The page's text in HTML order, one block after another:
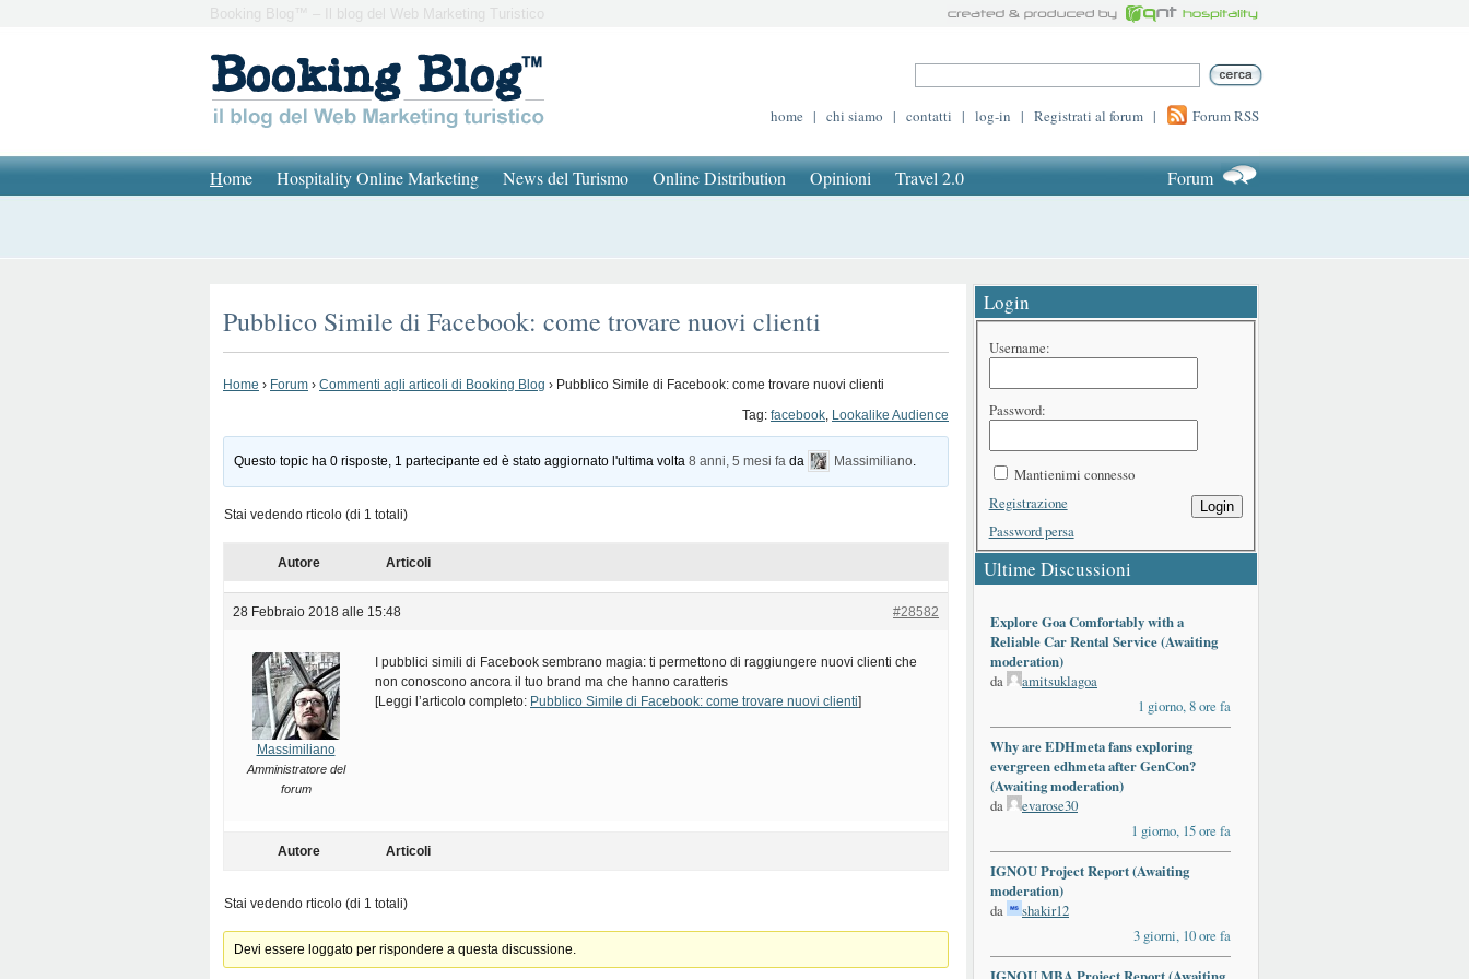
Booking Blog™ – Il blog del Web Marketing Turistico
home | chi siamo | contatti | log-in | Registrati al forum | Forum RSS
Home Hospitality Online Marketing News del Turismo Online Distribution Opinioni Travel 2.0 Forum
Pubblico Simile di Facebook: come trovare nuovi clienti
Home › Forum › Commenti agli articoli di Booking Blog › Pubblico Simile di Facebook: come trovare nuovi clienti
Tag: facebook, Lookalike Audience
Questo topic ha 0 risposte, 1 partecipante ed è stato aggiornato l'ultima volta8 anni, 5 mesi fa da Massimiliano
Stai vedendo rticolo (di 1 totali)
Autore Articoli
28 Febbraio 2018 alle 15:48 #28582
Massimiliano
Amministratore del
forum
I pubblici simili di Facebook sembrano magia: ti permettono di raggiungere nuovi clienti che
non conoscono ancora il tuo brand ma che hanno caratteris
[Leggi l’articolo completo: Pubblico Simile di Facebook: come trovare nuovi clienti]
Autore Articoli
Stai vedendo rticolo (di 1 totali)
Devi essere loggato per rispondere a questa discussione.
Login
Username:
Password:
Mantienimi connesso
Login
Registrazione
Password persa
Ultime Discussioni
Explore Goa Comfortably with a
Reliable Car Rental Service (Awaiting
moderation)
da
amitsuklagoa
1 giorno, 8 ore fa
Why are EDHmeta fans exploring
evergreen edhmeta after GenCon?
(Awaiting moderation)
da
evarose30
1 giorno, 15 ore fa
IGNOU Project Report (Awaiting
moderation)
da
shakir12
3 giorni, 10 ore fa